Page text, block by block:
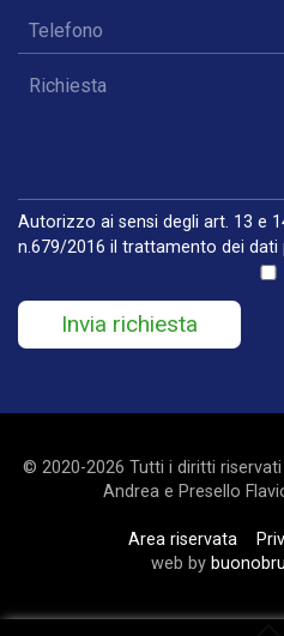
Autorizzo ai sensi degli art. 13 e
n.679/2016 il trattamento dei dati
Invia richiesta
© 2020-2026 Tutti i diritti riservati
Andrea e Presello
Area riservata
web by